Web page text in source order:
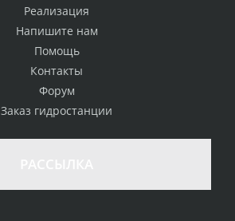
Реализация
Напишите нам
Помощь
Контакты
Форум
Заказ гидростанции